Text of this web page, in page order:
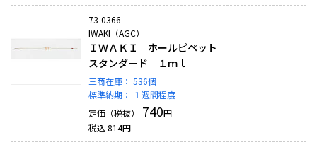
73-0366
IWAKI（AGC）
ＩＷＡＫＩ ホールピペット
スタンダード １ｍｌ
三商在庫： 536個
標準納期：
１週間程度
定価（税抜）
740円
税込 814円